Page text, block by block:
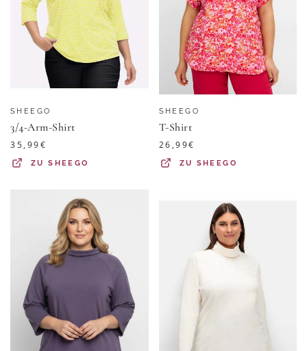
SHEEGO
3/4-Arm-Shirt
35,99€
ZUSHEEGO
SHEEGO
T-Shirt
26,99€
ZU SHEEGO